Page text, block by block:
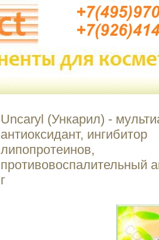
Uncaryl (Ункарил) -
антиоксидант, ингибитор
липопротеинов,
противовоспалительный
г